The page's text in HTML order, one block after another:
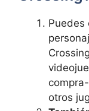
Puedes
otros